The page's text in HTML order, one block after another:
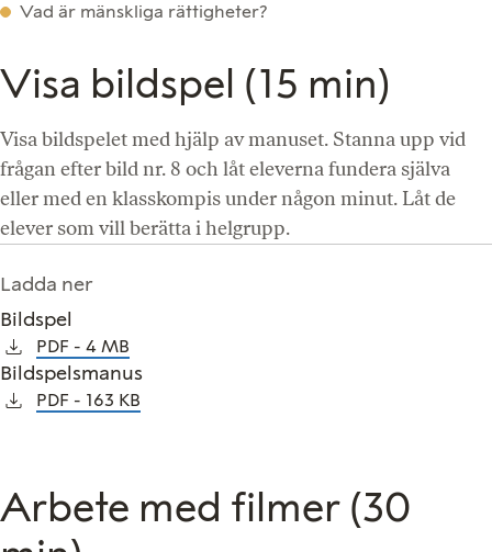
Vad är mänskliga rättigheter?
Visa bildspel (15 min)
Visa bildspelet med hjälp av manuset. Stanna upp vid
frågan efter bild nr. 8 och låt eleverna fundera själva
eller med en klasskompis under någon minut. Låt de
elever som vill berätta i helgrupp.
Ladda ner
Bildspel
PDF 4 MB
Bildspelsmanus
PDF 163 KB
Arbete med filmer (30